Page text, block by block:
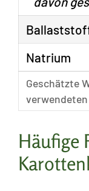
Natrium
Geschätzte
Häufige